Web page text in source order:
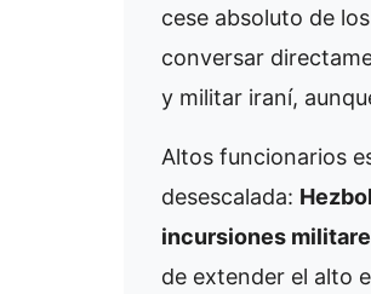
cese absoluto de
conversar
y militar iraní,
Altos funcionarios
desescalada:
incursiones
de extender el alto